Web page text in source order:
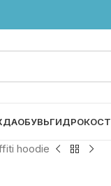
ОБУВЬ
hoodie